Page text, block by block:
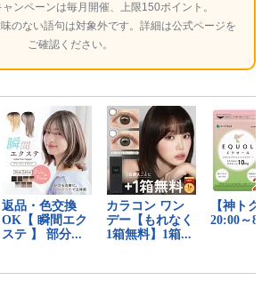
ンペーンは毎月開催、上限150ポイント。
のない語句は対象外です。詳細は公式ページを
ご確認ください。